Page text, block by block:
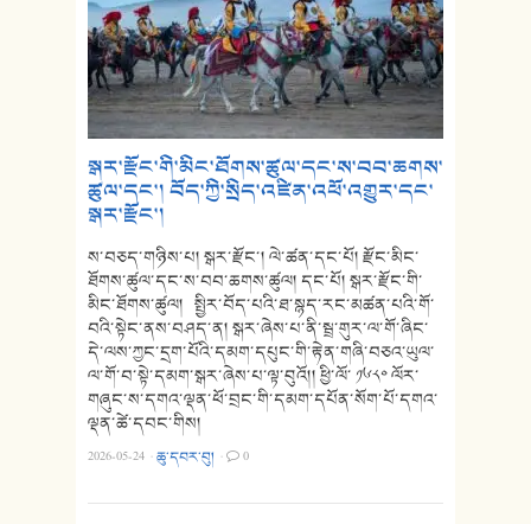
སྒར་རྫོང་གི་མིང་ཐོགས་ཚུལ་དང་ས་བབ་ཆགས་
ཚུལ་དང་། བོད་ཀྱི་སྲིད་འཛིན་འཕོ་འགྱུར་དང་
སྒར་རྫོང་།
ས་བཅད་གཉིས་པ། སྒར་རྫོང་། ལེ་ཚན་དང་པོ། རྫོང་མིང་
ཐོགས་ཚུལ་དང་ས་བབ་ཆགས་ཚུལ། དང་པོ། སྒར་རྫོང་གི་
མིང་ཐོགས་ཚུལ། སྤྱིར་བོད་པའི་ཐ་སྙད་རང་མཚན་པའི་གོ་
བའི་སྟེང་ནས་བཤད་ན། སྒར་ཞེས་པ་ནི་སྦྲ་གུར་ལ་གོ་ཞིང་
དེ་ལས་ཀྱང་དྲག་པོའི་དམག་དཔུང་གི་རྟེན་གཞི་བཅའ་ཡུལ་
ལ་གོ་བ་སྟེ་དམག་སྒར་ཞེས་པ་ལྟ་བུའོ།། ཕྱི་ལོ་ ༡༦༨༠ ལོར་
གཞུང་ས་དགའ་ལྡན་ཕོ་བྲང་གི་དམག་དཔོན་སོག་པོ་དགའ་
ལྡན་ཚེ་དབང་གིས།
2026-05-24 ·ཆུ་དབར་བུ། · 0